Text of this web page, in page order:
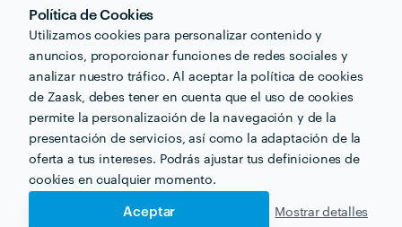
Política de Cookies
Utilizamos cookies para personalizar contenido y
anuncios, proporcionar funciones de redes sociales y
analizar nuestro tráfico. Al aceptar la política de cookies
de Zaask, debes tener en cuenta que el uso de cookies
permite la personalización de la navegación y de la
presentación de servicios, así como la adaptación de la
oferta a tus intereses. Podrás ajustar tus definiciones de
cookies en cualquier momento.
Aceptar Mostrar detalles
implica en su empresa como si fuera suya? Nosotros
hacemos de cada cliente nuestra empresa y peleamos
y luchamos por ella como si fuéramos los gerentes. Si
usted crece nosotros lo haremos con usted.
Creamos red de contactos entre nuestros clientes.
Queremos que trabajen entre ellos.
¿Qué formación y experiencia tienes que estén
relacionadas con tu trabajo?